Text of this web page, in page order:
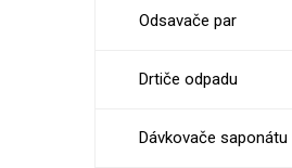
Odsavače par
Drtiče odpadu
Dávkovače saponátu